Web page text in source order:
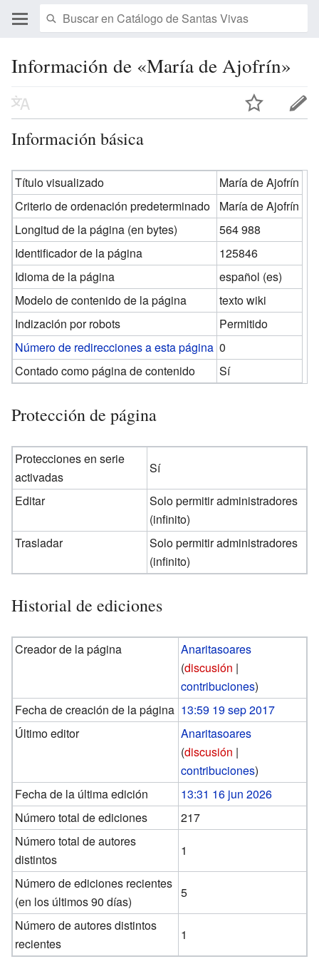
Información de «María de Ajofrín»
Información básica
Título visualizado
María de Ajofrín
Criterio de ordenación predeterminado
María de Ajofrín
Longitud de la página (en bytes)
564 988
Identificador de la página
125846
Idioma de la página
español (es)
Modelo de contenido de la página
texto wiki
Indización por robots
Permitido
Número de redirecciones a esta página 0
Contado como página de contenido
Sí
Protección de página
Protecciones en serie
activadas
Sí
Editar
Solo permitir administradores
(infinito)
Trasladar
Solo permitir administradores
(infinito)
Historial de ediciones
Creador de la página
Anaritasoares
(discusión |
contribuciones)
Fecha de creación de la página 13:59 19 sep 2017
Último editor
Anaritasoares
(discusión |
contribuciones)
Fecha de la última edición
13:31 16 jun 2026
Número total de ediciones
217
Número total de autores
distintos
1
Número de ediciones recientes
(en los últimos 90 días)
5
Número de autores distintos
recientes
1